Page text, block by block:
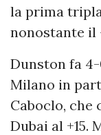
la prima
nonostante il
Dunston fa
Milano in
Caboclo, che
Dubai al +15.